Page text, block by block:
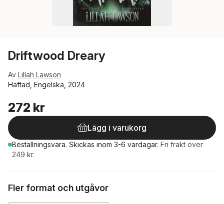
Driftwood Dreary
Av Lillah Lawson
Häftad, Engelska, 2024
272 kr
Lägg i varukorg
Beställningsvara. Skickas inom 3-6 vardagar. Fri frakt över
249 kr.
Fler format och utgåvor